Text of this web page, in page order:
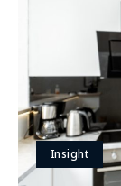
Insight